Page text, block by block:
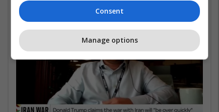
rihapet Ngushtica e Hormuzit?
Consent
Manage options